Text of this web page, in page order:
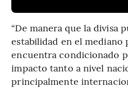
“De manera que la divisa
estabilidad en el mediano
encuentra condicionado
impacto tanto a nivel
principalmente